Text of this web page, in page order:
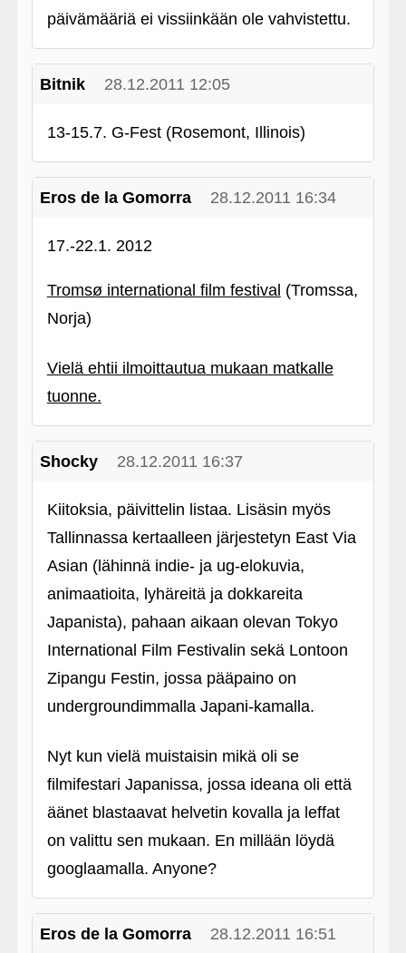
päivämääriä ei vissiinkään ole vahvistettu.
Bitnik 28.12.2011 12:05
13-15.7. G-Fest (Rosemont, Illinois)
Eros de la Gomorra 28.12.2011 16:34
17.-22.1. 2012
Tromsø international film festival (Tromssa,
Norja)
Vielä ehtii ilmoittautua mukaan matkalle
tuonne.
Shocky 28.12.2011 16:37
Kiitoksia, päivittelin listaa. Lisäsin myös
Tallinnassa kertaalleen järjestetyn East Via
Asian (lähinnä indie- ja ug-elokuvia,
animaatioita, lyhäreitä ja dokkareita
Japanista), pahaan aikaan olevan Tokyo
International Film Festivalin sekä Lontoon
Zipangu Festin, jossa pääpaino on
undergroundimmalla Japani-kamalla.
Nyt kun vielä muistaisin mikä oli se
filmifestari Japanissa, jossa ideana oli että
äänet blastaavat helvetin kovalla ja leffat
on valittu sen mukaan. En millään löydä
googlaamalla. Anyone?
Eros de la Gomorra 28.12.2011 16:51